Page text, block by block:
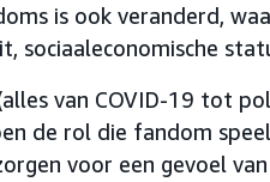
is ook veranderd,
sociaaleconomische
van COVID-19 tot
de rol die fandom
voor een gevoel